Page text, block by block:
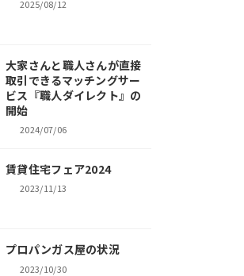
2025/08/12
大家さんと職人さんが直接
取引できるマッチングサー
ビス『職人ダイレクト』の
開始
2024/07/06
賃貸住宅フェア2024
2023/11/13
プロパンガス屋の状況
2023/10/30